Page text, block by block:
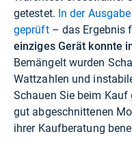
getestet. In der
geprüft– das Ergebnis
einziges Gerät konnte
Bemängelt wurden
Wattzahlen und
Schauen Sie beim
gut abgeschnittenen
ihrer Kaufberatung